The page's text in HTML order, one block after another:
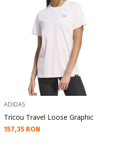
ADIDAS
Tricou Travel Loose Graphic
Текуща цена:
157,35 RON